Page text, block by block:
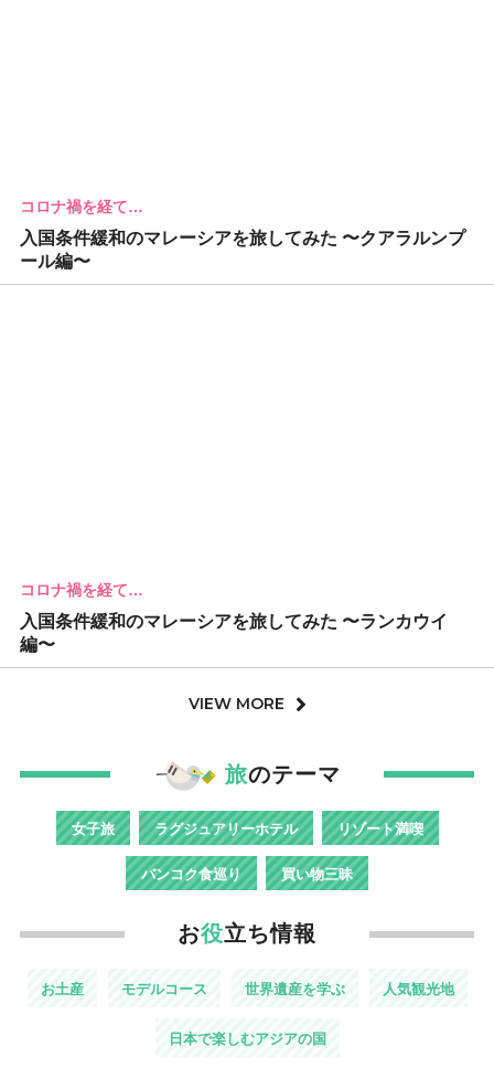
コロナ禍を経て…
入国条件緩和のマレーシアを旅してみた 〜クアラルンプ
ール編〜
コロナ禍を経て…
入国条件緩和のマレーシアを旅してみた 〜ランカウイ
編〜
VIEW MORE
旅のテーマ
女子旅 ラグジュアリーホテル リゾート満喫
バンコク食巡り 買い物三昧
お役立ち情報
お土産 モデルコース 世界遺産を学ぶ 人気観光地
日本で楽しむアジアの国